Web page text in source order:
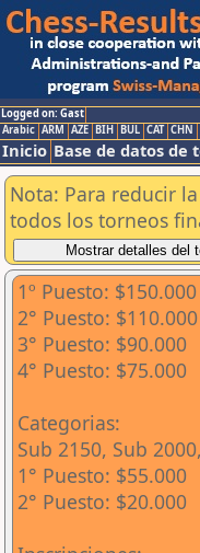
Logged on: Gast
Arabic ARM AZE BIH BUL CAT CHN
Inicio Base de datos de
Nota: Para reducir
todos los torneos
1º Puesto: $150.000
2° Puesto: $110.000
3° Puesto: $90.000
4° Puesto: $75.000
Categorias:
Sub 2150, Sub
1° Puesto: $55.000
2° Puesto: $20.000